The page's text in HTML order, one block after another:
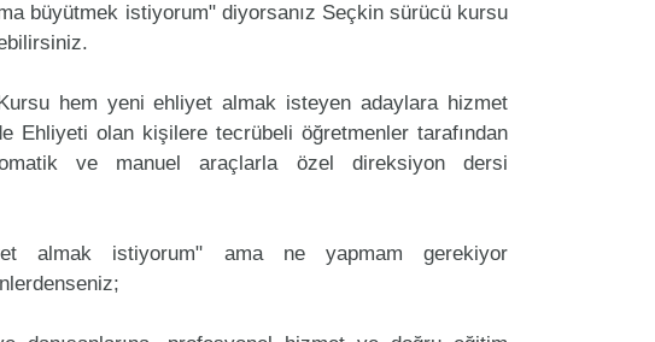
büyütmek istiyorum" diyorsanız Seçkin sürücü kursu
hem yeni ehliyet almak isteyen adaylara hizmet
Ehliyeti olan kişilere tecrübeli öğretmenler tarafından
ve manuel araçlarla özel direksiyon dersi
almak istiyorum" ama ne yapmam gerekiyor